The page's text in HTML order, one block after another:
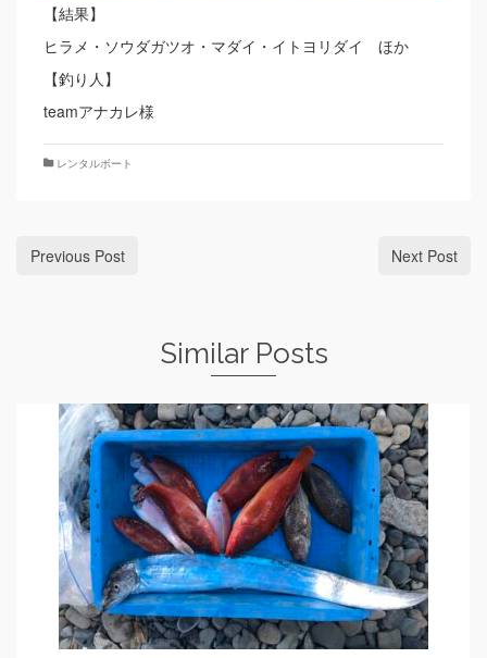
【結果】
ヒラメ・ソウダガツオ・マダイ・イトヨリダイ ほか
【釣り人】
teamアナカレ様
レンタルボート
Previous Post Next Post
Similar Posts